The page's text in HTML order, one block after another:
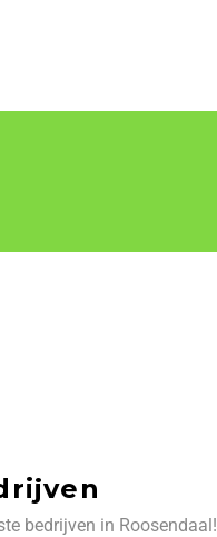
bedrijven in Roosendaal!